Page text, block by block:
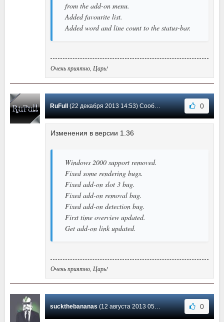
from the add-on menu.
Added favourite list.
Added word and line count to the status-bar.
Очень приятно, Царь!
RuFull (22 декабря 2013 14:53) Сообщение #7 0
Изменения в версии 1.36
Windows 2000 support removed.
Fixed some rendering bugs.
Fixed add-on slot 3 bug.
Fixed add-on removal bug.
Fixed add-on detection bug.
First time overview updated.
Get add-on link updated.
Очень приятно, Царь!
suckthebananas(12 августа 2013 05:50) Сообщение #6 0